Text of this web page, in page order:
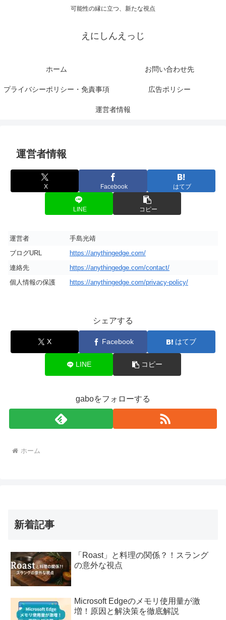
可能性の縁に立つ、新たな視点
えにしんえっじ
ホーム お問い合わせ先
プライバシーポリシー・免責事項 広告ポリシー
運営者情報
運営者情報
X Facebook はてブ
LINE コピー
運営者
手島光靖
ブログURL
https://anythingedge.com/
連絡先
https://anythingedge.com/contact/
個人情報の保護
https://anythingedge.com/privacy-policy/
シェアする
X Facebook はてブ
LINE コピー
gaboをフォローする
ホーム
新着記事
「Roast」と料理の関係？！スラング
の意外な視点
Microsoft Edgeのメモリ使用量が激
増！原因と解決策を徹底解説